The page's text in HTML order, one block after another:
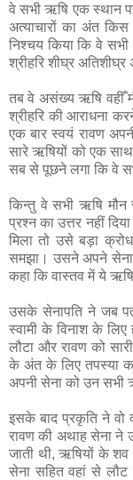
वे सभी ऋषि एक स्थान
अत्याचारों का अंत
निश्चय किया कि वे
श्रीहरि शीघ्र
तब वे असंख्य ऋषि वहीँ
श्रीहरि की आराधना
एक बार स्वयं रावण
सारे ऋषियों को एक
सब से पूछने लगा कि वे
किन्तु वे सभी ऋषि
प्रश्न का उत्तर नहीं
मिला तो उसे बड़ा
समझा। उसने अपने
कहा कि वास्तव में ये
उसके सेनापति ने जब
स्वामी के विनाश के
लौटा और रावण को
के अंत के लिए तपस्या
अपनी सेना को उन सभी
इसके बाद प्रकृति ने वो
रावण की अथाह सेना ने
जाती थी, ऋषियों के शव
सेना सहित वहां से